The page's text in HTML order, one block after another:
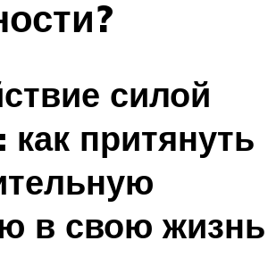
силой
притянуть
в свою жизнь